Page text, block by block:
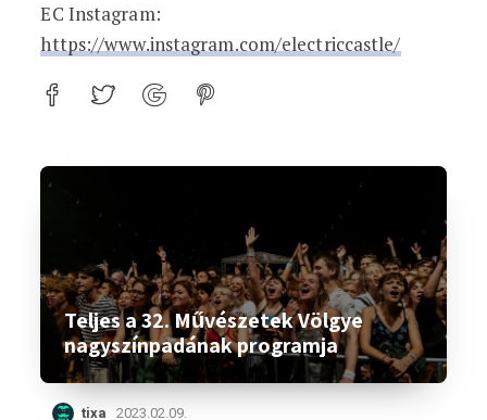
EC Instagram:
https://www.instagram.com/electriccastle/
Teljes a 32. Művészetek Völgye
nagyszínpadának programja
tixa 2023.02.09.